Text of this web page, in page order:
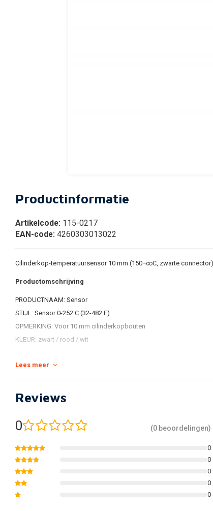
Productinformatie
Artikelcode: 115-0217
EAN-code: 4260303013022
Cilinderkop-temperatuursensor 10 mm (150¬∞C, zwarte connector)
Productomschrijving
PRODUCTNAAM: Sensor
STIJL: Sensor 0-252 C (32-482 F)
OPMERKING: Voor 10 mm cilinderkopbouten
KLEUR: zwart / rood / wit
. 0-252 C (32-482 F) bereik
. Ook verkrijgbaar met waterdichte JST-connector
Lees meer
Reviews
0 (0 beoordelingen)
0
0
0
0
0